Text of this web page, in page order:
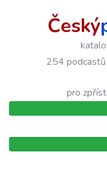
Český
254
pro